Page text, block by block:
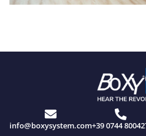
info@boxysystem.com+39 0744